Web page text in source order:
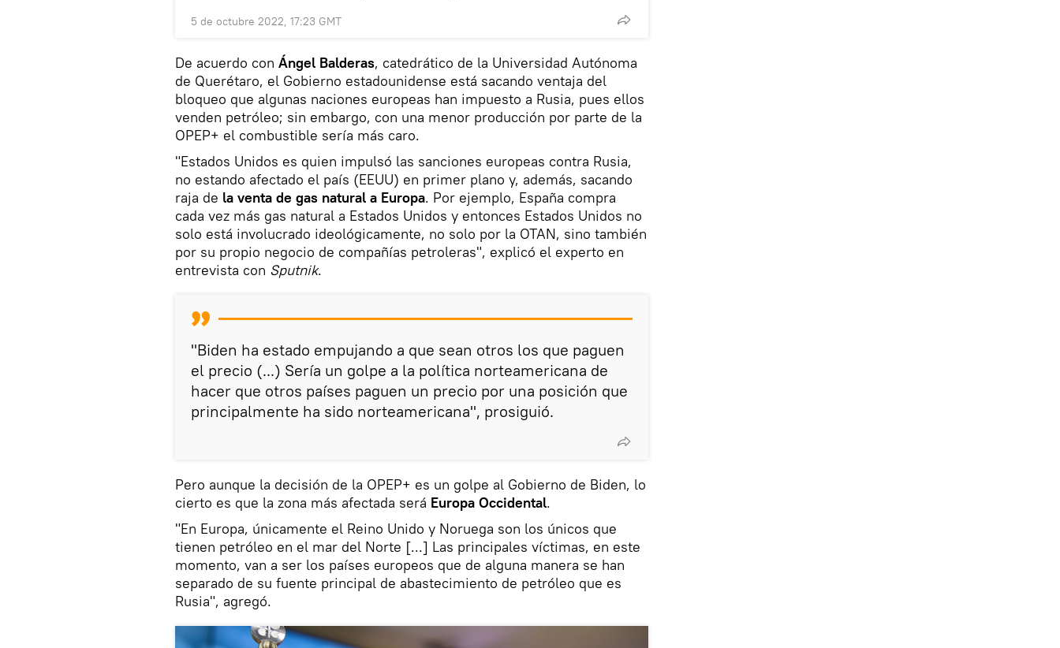
5 de octubre 2022, 17:23 GMT
De acuerdo con Ángel Balderas, catedrático de la Universidad Autónoma
de Querétaro, el Gobierno estadounidense está sacando ventaja del
bloqueo que algunas naciones europeas han impuesto a Rusia, pues ellos
venden petróleo; sin embargo, con una menor producción por parte de la
OPEP+ el combustible sería más caro.
"Estados Unidos es quien impulsó las sanciones europeas contra Rusia,
no estando afectado el país (EEUU) en primer plano y, además, sacando
raja de la venta de gas natural a Europa. Por ejemplo, España compra
cada vez más gas natural a Estados Unidos y entonces Estados Unidos no
solo está involucrado ideológicamente, no solo por la OTAN, sino también
por su propio negocio de compañías petroleras", explicó el experto en
entrevista con Sputnik.
"Biden ha estado empujando a que sean otros los que paguen
el precio (...) Sería un golpe a la política norteamericana de
hacer que otros países paguen un precio por una posición que
principalmente ha sido norteamericana", prosiguió.
Pero aunque la decisión de la OPEP+ es un golpe al Gobierno de Biden, lo
cierto es que la zona más afectada será Europa Occidental.
"En Europa, únicamente el Reino Unido y Noruega son los únicos que
tienen petróleo en el mar del Norte [...] Las principales víctimas, en este
momento, van a ser los países europeos que de alguna manera se han
separado de su fuente principal de abastecimiento de petróleo que es
Rusia", agregó.